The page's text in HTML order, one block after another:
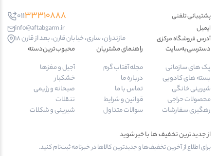
پشتیبانی تلفنی 01133310888
ایمیل
info@aftabgarm.ir
آدرس‌ فروشگاه مرکزی
مازندران، ساری، خیابان قارن، بعد از قارن 18
دسترسی‌به‌سایت
پک های سازمانی
بسته های کادویی
شیرینی خانگی
محصولات حراجی
رهگیری سفارشات
راهنمای مشتریان
مجله آفتاب گرم
درباره ما
تماس با ما
قوانین و شرایط
سوالات متداول
محبوب‌ترین‌دسته‌
آجیل و مغزها
خشکبار
صبحانه و رژیمی
تنقلات
شیرینی و شکلات
از جدیدترین تخفیف ها با خبر شوید
برای اطلاع از آخرین تخفیف‌ها و جدیدترین کالاها در خبرنامه ثبت‌نام کنید.